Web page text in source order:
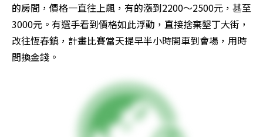
的房間，價格一直往上飆，有的漲到2200～2500元，甚至
3000元。有選手看到價格如此浮動，直接捨棄墾丁大街，
改往恆春鎮，計畫比賽當天提早半小時開車到會場，用時
間換金錢。